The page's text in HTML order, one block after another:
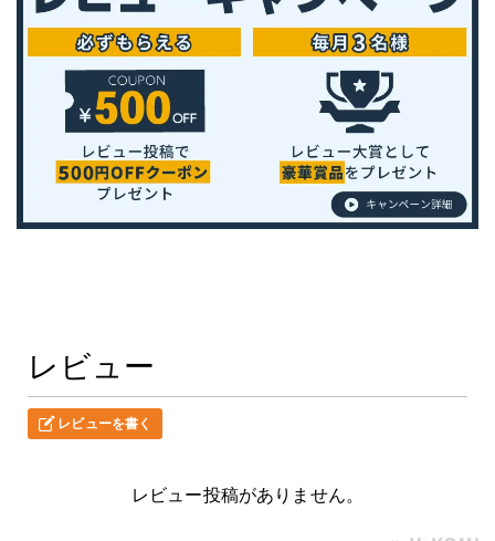
レビュー
レビューを書く
レビュー投稿がありません。